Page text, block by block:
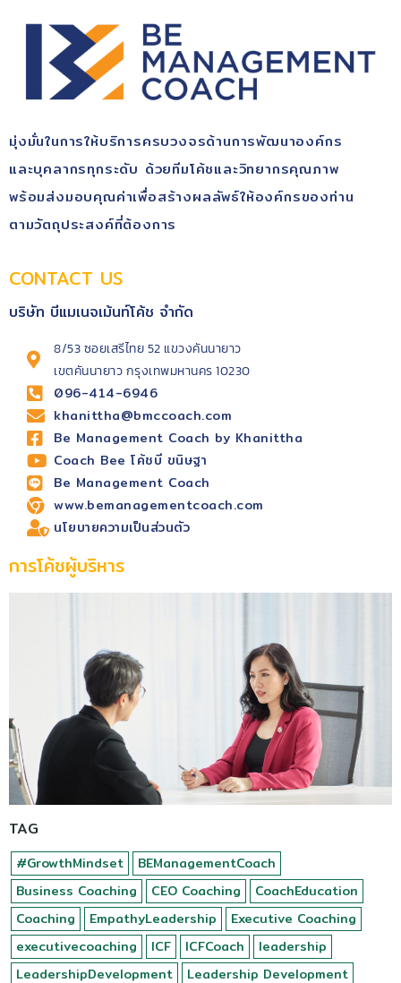
มุ่ง​มั่นในการให้บริการ​ครบวงจรด้านการพัฒนา​องค์กร​
และบุคลากรทุกระดับ​ ด้วยทีมโค้ช​และวิทยากรคุณ​ภาพ​
พร้อม​ส่งมอบคุณ​ค่า​เพื่อสร้างผลลัพธ์​ให้องค์กรของท่าน
ตามวัตถุประสงค์​ที่ต้องการ
CONTACT US
บริษัท บีแมเนจเม้นท์โค้ช จำกัด
8/53 ซอยเสรีไทย 52 แขวงคันนายาว
เขตคันนายาว กรุงเทพมหานคร 10230
096-414-6946
khanittha@bmccoach.com
Be Management Coach by Khanittha
Coach Bee โค้ชบี ขนิษฐา
Be Management Coach
www.bemanagementcoach.com
นโยบายความเป็นส่วนตัว
การโค้ชผู้บริหาร
TAG
#GrowthMindset
BEManagementCoach
Business Coaching
CEO Coaching
CoachEducation
Coaching
EmpathyLeadership
Executive Coaching
executivecoaching
ICF ICFCoach
leadership
LeadershipDevelopment
Leadership Development